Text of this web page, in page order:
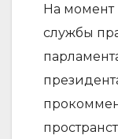
На момент
службы